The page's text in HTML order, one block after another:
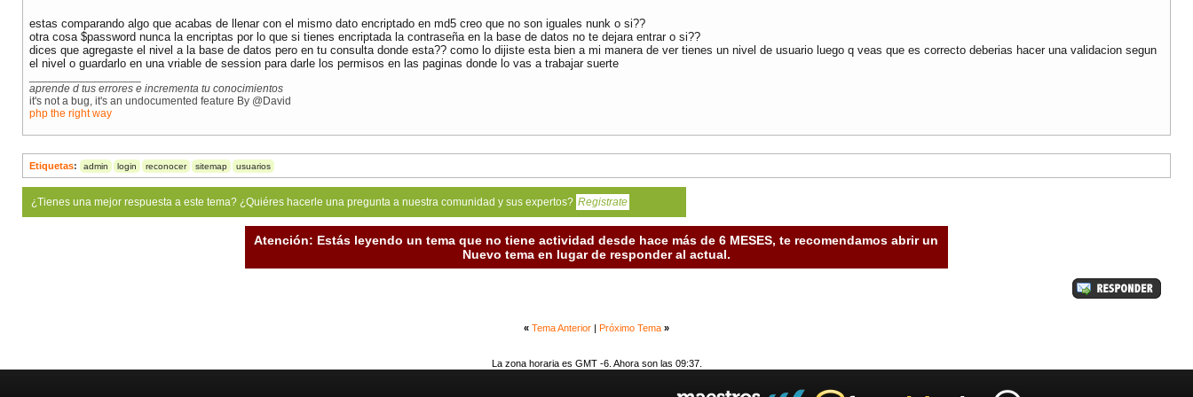
estas comparando algo que acabas de llenar con el mismo dato encriptado en md5 creo que no son iguales nunk o si??
otra cosa $password nunca la encriptas por lo que si tienes encriptada la contraseña en la base de datos no te dejara entrar o si??
dices que agregaste el nivel a la base de datos pero en tu consulta donde esta?? como lo dijiste esta bien a mi manera de ver tienes un nivel de usuario luego q veas que es correcto deberias hacer una validacion segun
el nivel o guardarlo en una vriable de session para darle los permisos en las paginas donde lo vas a trabajar suerte
aprende d tus errores e incrementa tu conocimientos
it's not a bug, it's an undocumented feature By @David
php the right way
Etiquetas: admin login reconocer sitemap usuarios
¿Tienes una mejor respuesta a este tema? ¿Quiéres hacerle una pregunta a nuestra comunidad y sus expertos? Registrate
Atención: Estás leyendo un tema que no tiene actividad desde hace más de 6 MESES, te recomendamos abrir un
Nuevo tema en lugar de responder al actual.
« Tema Anterior Próximo Tema »
La zona horaria es GMT -6. Ahora son las 09:37.